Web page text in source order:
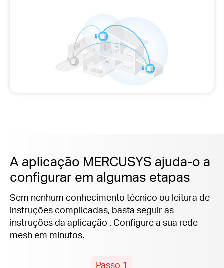
A aplicação MERCUSYS ajuda-o a
configurar em algumas etapas
Sem nenhum conhecimento técnico ou leitura de
instruções complicadas, basta seguir as
instruções da aplicação . Configure a sua rede
mesh em minutos.
Passo 1